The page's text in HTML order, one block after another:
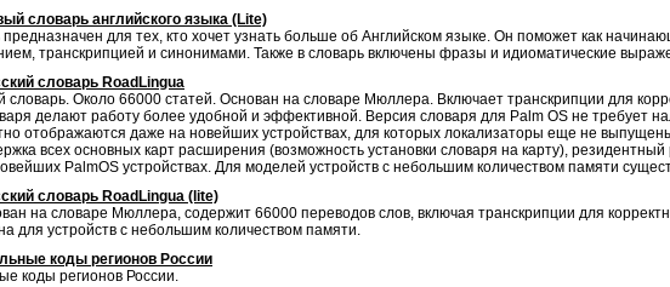
словарь английского языка (Lite)
предназначен для тех, кто хочет узнать больше об Английском языке. Он поможет как
транскрипцией и синонимами. Также в словарь включены фразы и идиоматические
словарь RoadLingua
словарь. Около 66000 статей. Основан на словаре Мюллера. Включает транскрипции для
делают работу более удобной и эффективной. Версия словаря для Palm OS не требует
отображаются даже на новейших устройствах, для которых локализаторы еще не
всех основных карт расширения (возможность установки словаря на карту),
PalmOS устройствах. Для моделей устройств с небольшим количеством памяти
словарь RoadLingua (lite)
на словаре Мюллера, содержит 66000 переводов слов, включая транскрипции для
для устройств с небольшим количеством памяти.
коды регионов России
коды регионов России.